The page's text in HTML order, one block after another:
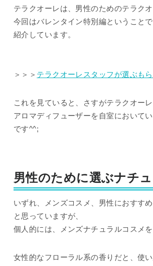
テラクオーレは、男性のためのテラク
今回はバレンタイン特別編ということ
紹介しています。
＞＞＞ テラクオーレスタッフが選ぶも
これを見ていると、さすがテラクオー
アロマディフューザーを自室において
です^^;
男性のために選ぶナチ
いずれ、メンズコスメ、男性におすす
と思っていますが、
個人的には、メンズナチュラルコスメ
女性的なフローラル系の香りだと、使